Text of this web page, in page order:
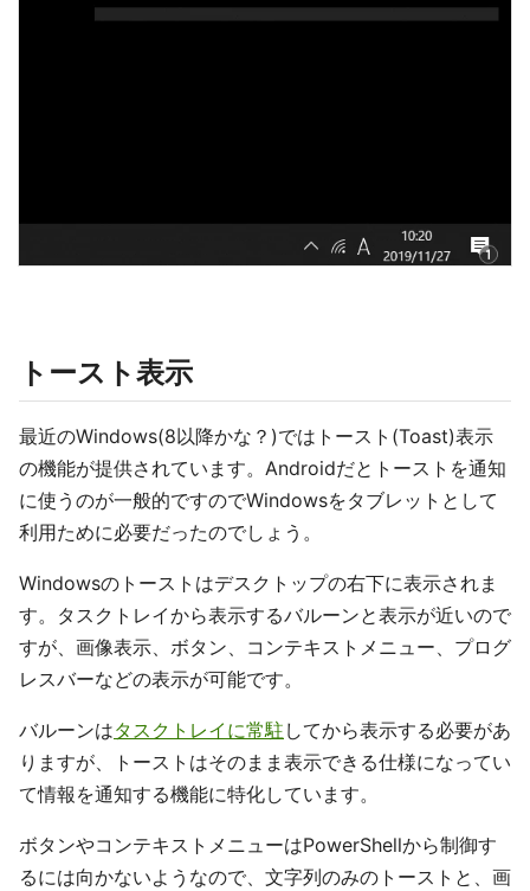
トースト表示
最近のWindows(8以降かな？)ではトースト(Toast)表示
の機能が提供されています。Androidだとトーストを通知
に使うのが一般的ですのでWindowsをタブレットとして
利用ために必要だったのでしょう。
Windowsのトーストはデスクトップの右下に表示されま
す。タスクトレイから表示するバルーンと表示が近いので
すが、画像表示、ボタン、コンテキストメニュー、プログ
レスバーなどの表示が可能です。
バルーンはタスクトレイに常駐 してから表示する必要があ
りますが、トーストはそのまま表示できる仕様になってい
て情報を通知する機能に特化しています。
ボタンやコンテキストメニューはPowerShellから制御す
るには向かないようなので、文字列のみのトーストと、画